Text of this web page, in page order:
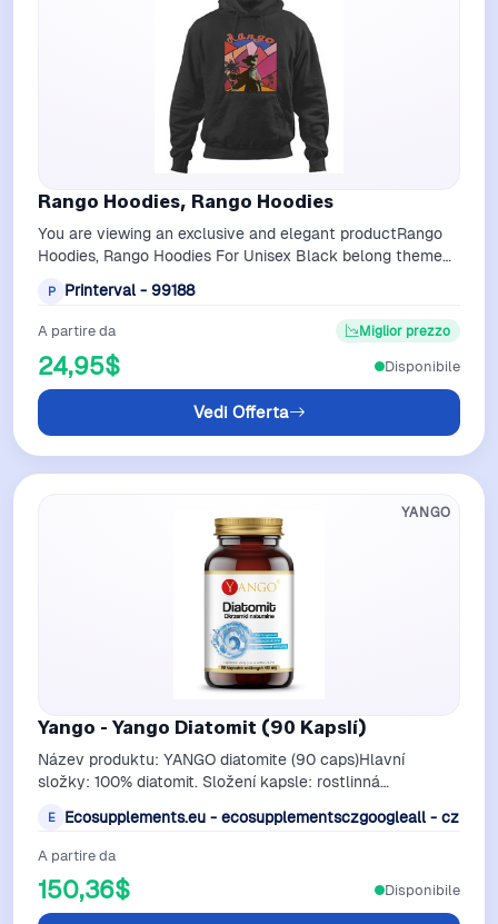
Rango Hoodies, Rango Hoodies
You are viewing an exclusive and elegant productRango
Hoodies, Rango Hoodies For Unisex Black belong theme
P Printerval - 99188
A partire da
24,95$
Miglior prezzo
Vedi Offerta
Disponibile
YANGO
Yango - Yango Diatomit (90 Kapslí)
Název produktu: YANGO diatomite (90 caps)Hlavní
složky: 100% diatomit. Složení kapsle: rostlinná
E Ecosupplements.eu - ecosupplementsczgoogleall - cz
A partire da
150,36$ Disponibile